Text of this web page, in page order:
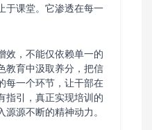
于课堂。它渗透在每一
效，不能仅依赖单一的
教育中汲取养分，把信
每一个环节，让干部在
指引，真正实现培训的
源不断的精神动力。